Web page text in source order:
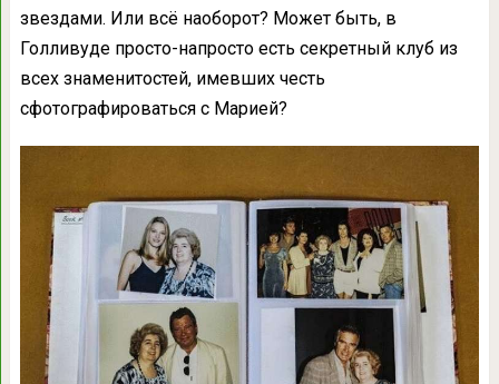
звездами. Или всё наоборот? Может быть, в
Голливуде просто-напросто есть секретный клуб из
всех знаменитостей, имевших честь
сфотографироваться с Марией?